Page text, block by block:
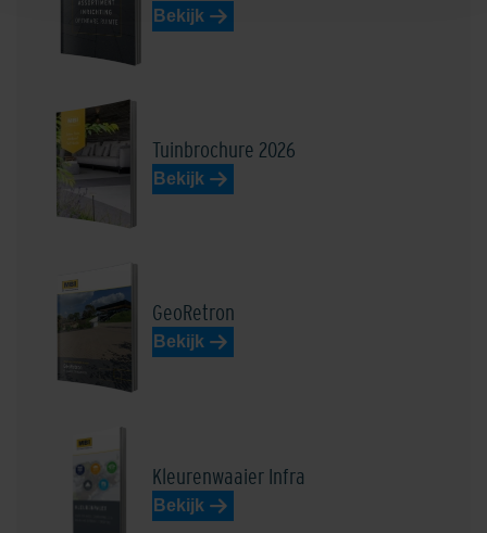
Loevestein Donkerrood
Bekijk
Tuinbrochure 2026
Bekijk
GeoRetron
Bekijk
Kleurenwaaier Infra
Bekijk